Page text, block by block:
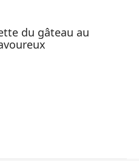
du gâteau au